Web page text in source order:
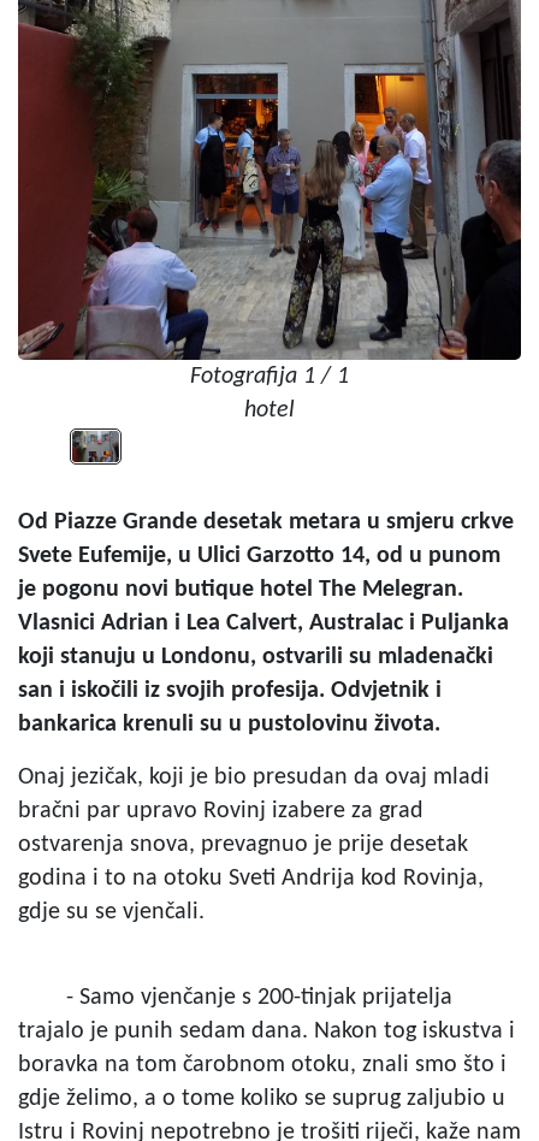
Fotografija 1 / 1
hotel
Od Piazze Grande desetak metara u smjeru crkve
Svete Eufemije, u Ulici Garzotto 14, od u punom
je pogonu novi butique hotel The Melegran.
Vlasnici Adrian i Lea Calvert, Australac i Puljanka
koji stanuju u Londonu, ostvarili su mladenački
san i iskočili iz svojih profesija. Odvjetnik i
bankarica krenuli su u pustolovinu života.
Onaj jezičak, koji je bio presudan da ovaj mladi
bračni par upravo Rovinj izabere za grad
ostvarenja snova, prevagnuo je prije desetak
godina i to na otoku Sveti Andrija kod Rovinja,
gdje su se vjenčali.
- Samo vjenčanje s 200-tinjak prijatelja
trajalo je punih sedam dana. Nakon tog iskustva i
boravka na tom čarobnom otoku, znali smo što i
gdje želimo, a o tome koliko se suprug zaljubio u
Istru i Rovinj nepotrebno je trošiti riječi, kaže nam